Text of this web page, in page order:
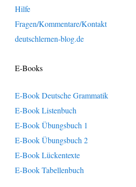
Hilfe
Fragen/Kommentare/Kontakt
deutschlernen-blog.de
E-Books
E-Book Deutsche Grammatik
E-Book Listenbuch
E-Book Übungsbuch 1
E-Book Übungsbuch 2
E-Book Lückentexte
E-Book Tabellenbuch